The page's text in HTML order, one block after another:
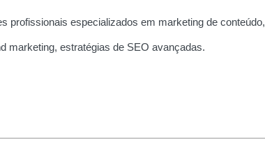
profissionais especializados em marketing de conteúdo,
marketing, estratégias de SEO avançadas.